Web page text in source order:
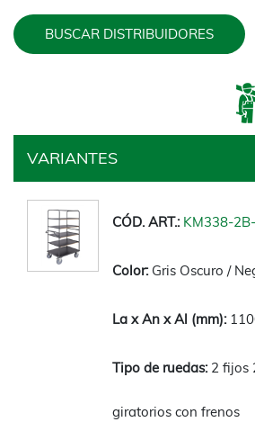
BUSCAR DISTRIBUIDORES
VARIANTES
KM338-
Gris Oscuro /
2 fijos
giratorios con frenos